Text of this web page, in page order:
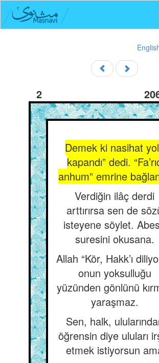
2
Demek ki nasihat
kapandı” dedi.
anhum” emrine
Verdiğin ilâç derdi
arttırırsa sen de
isteyene söylet.
suresini okusana.
Allah “Kör, Hakk’ı
onun yoksulluğu
yüzünden gönlünü
yaraşmaz.
Sen, halk,
öğrensin diye uluları
etmek istiyorsun